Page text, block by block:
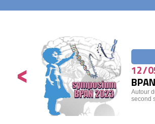
<
12/
Autour
second